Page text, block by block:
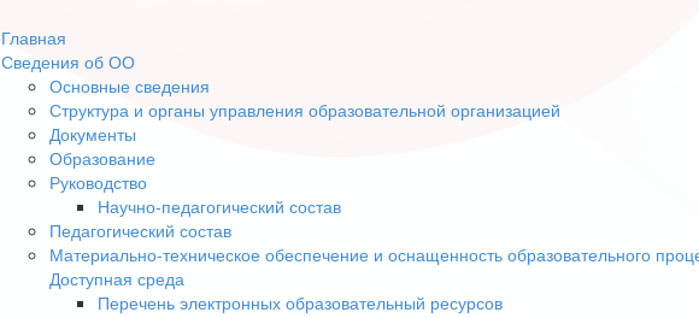
Главная
Сведения об ОО
Основные сведения
Структура и органы управления образовательной организацией
Документы
Образование
Руководство
Научно-педагогический состав
Педагогический состав
Материально-техническое обеспечение и оснащенность образовательного
Доступная среда
Перечень электронных образовательный ресурсов